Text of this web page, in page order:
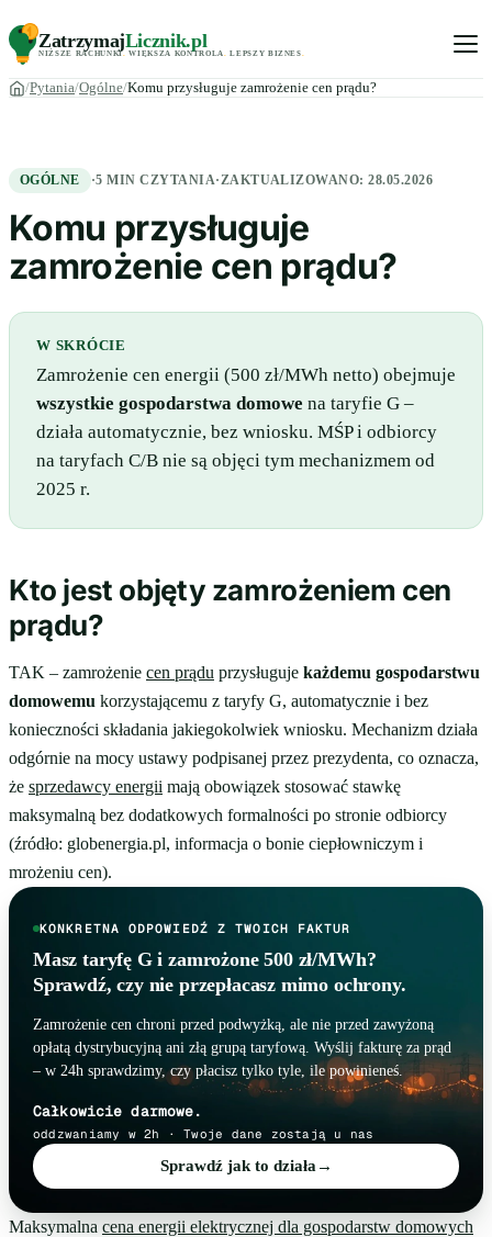
ZatrzymajLicznik.pl
NIŻSZE RACHUNKI. WIĘKSZA KONTROLA LEPSZY BIZNES
Pytania Ogólne Komu przysługuje zamrożenie cen prądu?
OGÓLNE ·5 MIN CZYTANIA·ZAKTUALIZOWANO:28.05.2026
Komu przysługuje
zamrożenie cen prądu?
W SKRÓCIE
Zamrożenie cen energii (500 zł/MWh netto) obejmuje
wszystkie gospodarstwa domowe na taryfie G –
działa automatycznie, bez wniosku. MŚP i odbiorcy
na taryfach C/B nie są objęci tym mechanizmem od
2025 r.
Kto jest objęty zamrożeniem cen
prądu?
TAK – zamrożenie cen prądu przysługuje każdemu gospodarstwu
domowemu korzystającemu z taryfy G, automatycznie i bez
konieczności składania jakiegokolwiek wniosku. Mechanizm działa
odgórnie na mocy ustawy podpisanej przez prezydenta, co oznacza,
że sprzedawcy energii mają obowiązek stosować stawkę
maksymalną bez dodatkowych formalności po stronie odbiorcy
(źródło: globenergia.pl, informacja o bonie ciepłowniczym i
mrożeniu cen).
KONKRETNA ODPOWIEDŹ Z TWOICH FAKTUR
Masz taryfę G i zamrożone 500 zł/MWh?
Sprawdź, czy nie przepłacasz mimo ochrony.
Zamrożenie cen chroni przed podwyżką, ale nie przed zawyżoną
opłatą dystrybucyjną ani złą grupą taryfową. Wyślij fakturę za prąd
– w 24h sprawdzimy, czy płacisz tylko tyle, ile powinieneś.
Sprawdź jak to działa →
Całkowicie darmowe.
oddzwaniamy w 2h · Twoje dane zostają u nas
Maksymalna cena energii elektrycznej dla gospodarstw domowych